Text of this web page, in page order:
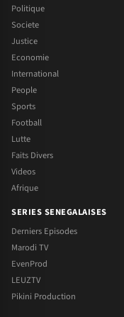
Politique
Societe
Justice
Economie
International
People
Sports
Football
Lutte
Faits Divers
Videos
Afrique
SERIES SENEGALAISES
Derniers Episodes
Marodi TV
EvenProd
LEUZTV
Pikini Production